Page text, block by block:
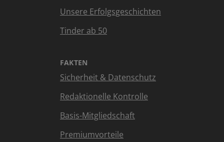
Unsere Erfolgsgeschichten
Tinder ab 50
FAKTEN
Sicherheit & Datenschutz
Redaktionelle Kontrolle
Basis-Mitgliedschaft
Premiumvorteile